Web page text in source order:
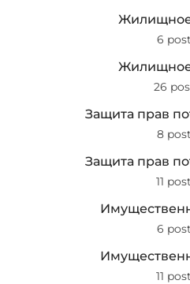
6
26
Защита прав
8
Защита прав
11
6
11